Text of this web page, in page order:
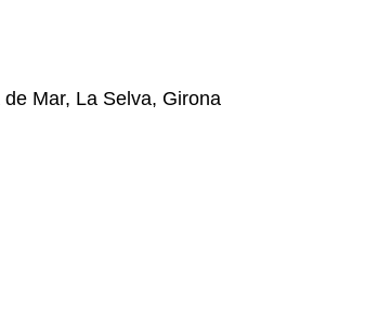
Mar, La Selva, Girona